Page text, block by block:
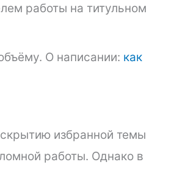
работы на титульном
О написании: как
избранной темы
работы. Однако в